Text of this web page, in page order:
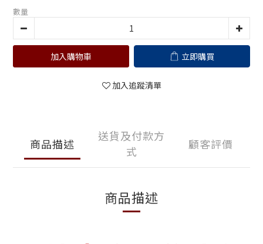
數量
加入購物車 立即購買
加入追蹤清單
商品描述
送貨及付款方
式
顧客評價
商品描述